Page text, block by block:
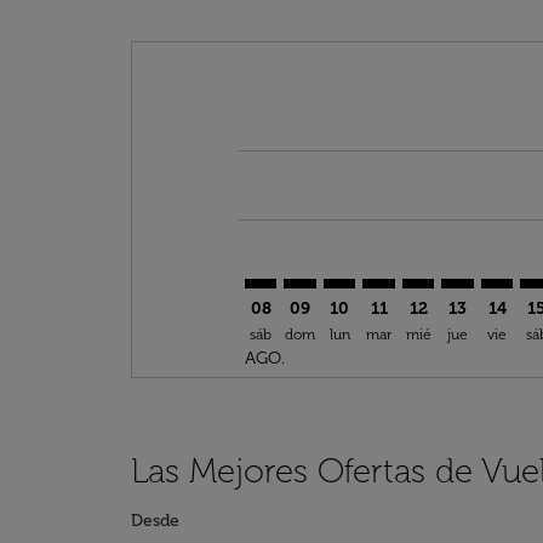
08
sáb
AGO.
09
dom
10
lun
11
mar
12
mié
13
jue
14
vie
Las Mejores Ofertas de
Desde